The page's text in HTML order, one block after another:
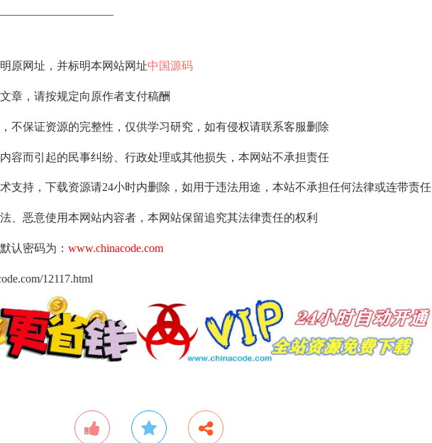
原网址，并标明本网站网址中国源码
章，请按规定向原作者支付稿酬
不保证资源的完整性，仅供学习研究，如有侵权请联系客服删除
容而引起的民事纠纷、行政处理或其他损失，本网站不承担责任
支持，下载资源请24小时内删除，如用于违法用途，本站不承担任何法律或连带责任
、恶意使用本网站内容者，本网站保留追究其法律责任的权利
认密码为： www.chinacode.com
12117.html